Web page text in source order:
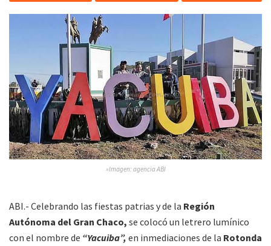
»Imagen: agencia ABI
ABI.- Celebrando las fiestas patrias y de la Región
Autónoma del Gran Chaco, se colocó un letrero lumínico
con el nombre de “Yacuiba”, en inmediaciones de la Rotonda